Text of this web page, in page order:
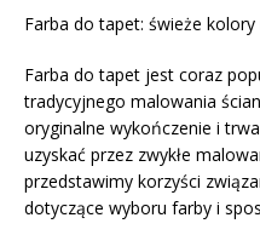
Farba do tapet: świeże
Farba do tapet jest coraz
tradycyjnego malowania
oryginalne wykończenie i
uzyskać przez zwykłe
przedstawimy korzyści
dotyczące wyboru farby i